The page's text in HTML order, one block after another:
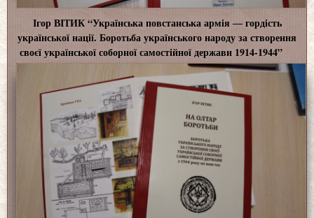
Ігор ВІТИК “Українська повстанська армія ― гордість
української нації. Боротьба українського народу за створення
своєї української соборної самостійної держави 1914-1944”